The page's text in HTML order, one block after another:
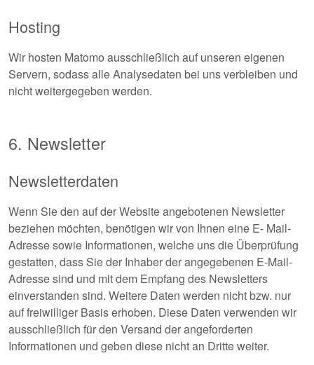
Hosting
Wir hosten Matomo ausschließlich auf unseren eigenen
Servern, sodass alle Analysedaten bei uns verbleiben und
nicht weitergegeben werden.
6. Newsletter
Newsletterdaten
Wenn Sie den auf der Website angebotenen Newsletter
beziehen möchten, benötigen wir von Ihnen eine E- Mail-
Adresse sowie Informationen, welche uns die Überprüfung
gestatten, dass Sie der Inhaber der angegebenen E-Mail-
Adresse sind und mit dem Empfang des Newsletters
einverstanden sind. Weitere Daten werden nicht bzw. nur
auf freiwilliger Basis erhoben. Diese Daten verwenden wir
ausschließlich für den Versand der angeforderten
Informationen und geben diese nicht an Dritte weiter.